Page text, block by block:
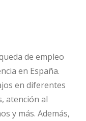
de empleo
en España.
en diferentes
atención al
y más. Además,